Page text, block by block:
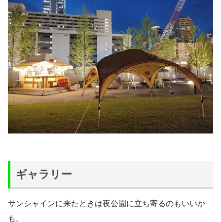
ギャラリー
サンシャインに来たときは夜公園に立ち寄るのもいいか
も。